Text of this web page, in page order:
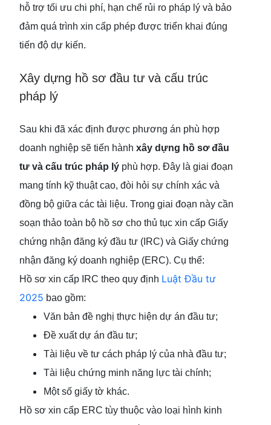
hỗ trợ tối ưu chi phí, hạn chế rủi ro pháp lý và bảo
đảm quá trình xin cấp phép được triển khai đúng
tiến độ dự kiến.
Xây dựng hồ sơ đầu tư và cấu trúc
pháp lý
Sau khi đã xác định được phương án phù hợp
doanh nghiệp sẽ tiến hành xây dựng hồ sơ đầu
tư và cấu trúc pháp lý phù hợp. Đây là giai đoạn
mang tính kỹ thuật cao, đòi hỏi sự chính xác và
đồng bộ giữa các tài liệu. Trong giai đoạn này cần
soạn thảo toàn bộ hồ sơ cho thủ tục xin cấp Giấy
chứng nhận đăng ký đầu tư (IRC) và Giấy chứng
nhận đăng ký doanh nghiệp (ERC). Cụ thể:
Hồ sơ xin cấp IRC theo quy định Luật Đầu tư
2025 bao gồm:
Văn bản đề nghị thực hiện dự án đầu tư;
Đề xuất dự án đầu tư;
Tài liệu về tư cách pháp lý của nhà đầu tư;
Tài liệu chứng minh năng lực tài chính;
Một số giấy tờ khác.
Hồ sơ xin cấp ERC tùy thuộc vào loại hình kinh